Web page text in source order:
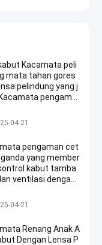
Kacamata peli
mata tahan gores
pelindung yang j
pengama
laboratorium
Safety Goggles
04-21
pengaman cet
yang member
kabut tamba
ventilasi dengan l
Safety Goggles
04-21
Renang Anak A
Dengan Lensa P